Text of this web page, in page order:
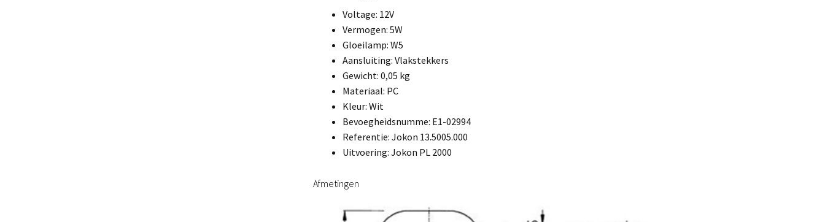
Voltage: 12V
Vermogen: 5W
Gloeilamp: W5
Aansluiting: Vlakstekkers
Gewicht: 0,05 kg
Materiaal: PC
Kleur: Wit
Bevoegheidsnumme: E1-02994
Referentie: Jokon 13.5005.000
Uitvoering: Jokon PL 2000
Afmetingen